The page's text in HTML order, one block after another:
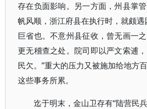
存在负面影响。另一方面，州县掌
帆风顺，浙江府县在执行时，就颇遇
巨省也。不意州县征收，曾无画一
更无稽查之处。院司即以严文索逋
民欠。”重大的压力又被施加给地方
这些事务所累。
迄于明末，金山卫存有“陆营民